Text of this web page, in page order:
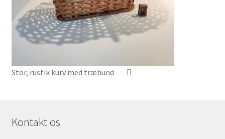
Stor, rustik kurv med træbund
Kontakt os